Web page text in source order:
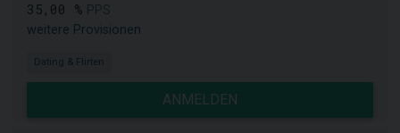
35,00 %
weitere Provisionen
Dating & Flirten
ANMELDEN